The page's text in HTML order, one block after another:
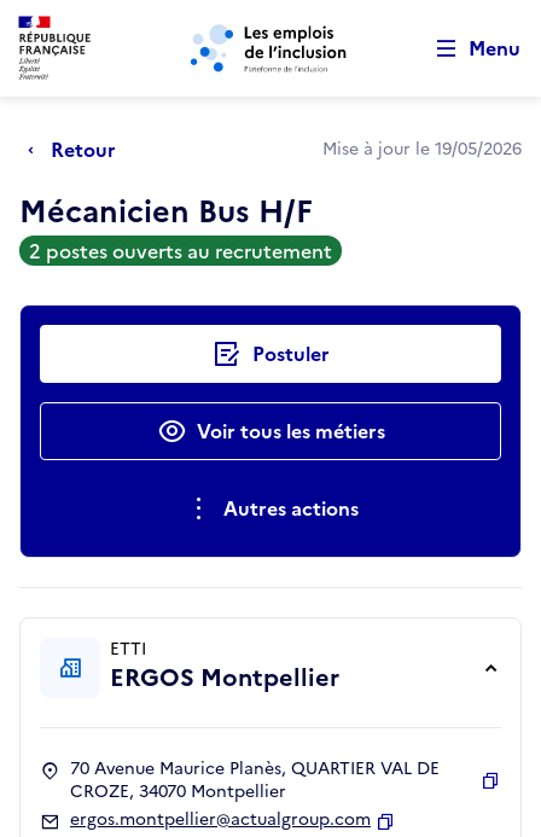
Aller au menu principal Aller au contenu principal
Menu
Retour Mise à jour le 19/05/2026
Mécanicien Bus H/F
2 postes ouverts au recrutement
Actions rapides Postuler
Voir tous les métiers
Autres actions
ETTI
ERGOS Montpellier
70 Avenue Maurice Planès, QUARTIER VAL DE
CROZE, 34070 Montpellier
ergos.montpellier@actualgroup.com
Retour au début de la page
Panneau de gestion des cookies